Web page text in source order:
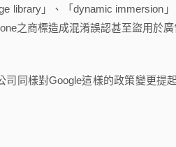
library」、「dynamic immersion
之商標造成混淆誤認甚至盜用於廣
同樣對Google這樣的政策變更提